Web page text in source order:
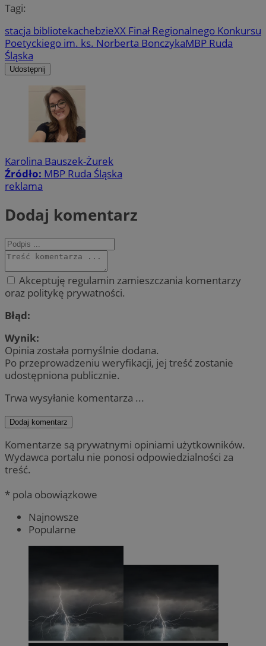
Tagi:
stacja bibliotekachebzieXX Finał Regionalnego Konkursu
Poetyckiego im. ks. Norberta BonczykaMBP Ruda
Śląska
Udostępnij
Karolina Bauszek-Żurek
Źródło: MBP Ruda Śląska
reklama
Dodaj komentarz
Akceptuję regulamin zamieszczania komentarzy
oraz politykę prywatności.
Błąd:
Wynik:
Opinia została pomyślnie dodana.
Po przeprowadzeniu weryfikacji, jej treść zostanie
udostępniona publicznie.
Trwa wysyłanie komentarza ...
Dodaj komentarz
Komentarze są prywatnymi opiniami użytkowników.
Wydawca portalu nie ponosi odpowiedzialności za
treść.
* pola obowiązkowe
Najnowsze
Popularne